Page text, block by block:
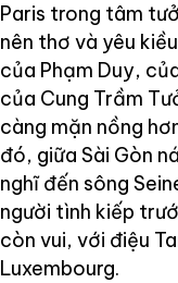
Paris trong tâm
nên thơ và yêu
của Phạm Duy,
của Cung Trầm
càng mặn nồng
đó, giữa Sài Gòn
nghĩ đến sông
người tình kiếp
còn vui, với điệu
Luxembourg.